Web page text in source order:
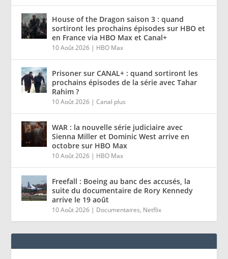
House of the Dragon saison 3 : quand
sortiront les prochains épisodes sur HBO et
en France via HBO Max et Canal+
10 Août 2026 | HBO Max
Prisoner sur CANAL+ : quand sortiront les
prochains épisodes de la série avec Tahar
Rahim ?
10 Août 2026 |Canal plus
WAR : la nouvelle série judiciaire avec
Sienna Miller et Dominic West arrive en
octobre sur HBO Max
10 Août 2026 | HBO Max
Freefall : Boeing au banc des accusés, la
suite du documentaire de Rory Kennedy
arrive le 19 août
10 Août 2026 | Documentaires, Netflix